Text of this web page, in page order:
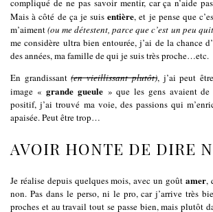
compliqué de ne pas savoir mentir, car ça n’aide
Mais à côté de ça je suisentière, et je pense que
m’aiment(ou me détestent, parce que c’est un peu
me considère ultra bien entourée, j’ai de la chance
des années, ma famille de qui je suis très proche…etc.
En grandissant(en vieillissant plutôt), j’ai peut
image «grande gueule » que les gens avaient
positif, j’ai trouvé ma voie, des passions qui
apaisée. Peut être trop…
AVOIR HONTE DE DIRE
Je réalise depuis quelques mois, avec un goût amer,
non. Pas dans le perso, ni le pro, car j’arrive très
proches et au travail tout se passe bien, mais plutôt